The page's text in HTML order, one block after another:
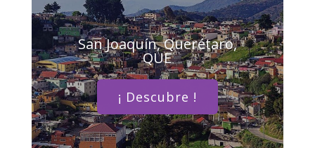
San Joaquín, Querétaro,
QUE
¡ Descubre !